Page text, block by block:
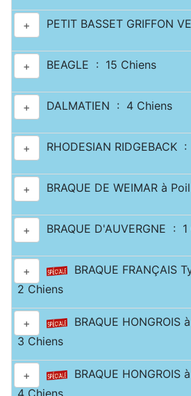
+ PETIT BASSET GRIFFON
+ BEAGLE : 15 Chiens
+ DALMATIEN : 4 Chiens
+ RHODESIAN RIDGEBACK
+ BRAQUE DE WEIMAR à
+ BRAQUE D'AUVERGNE : 1
+
BRAQUE FRANÇAIS
2 Chiens
+
BRAQUE HONGROIS
3 Chiens
+
BRAQUE
4 Chiens